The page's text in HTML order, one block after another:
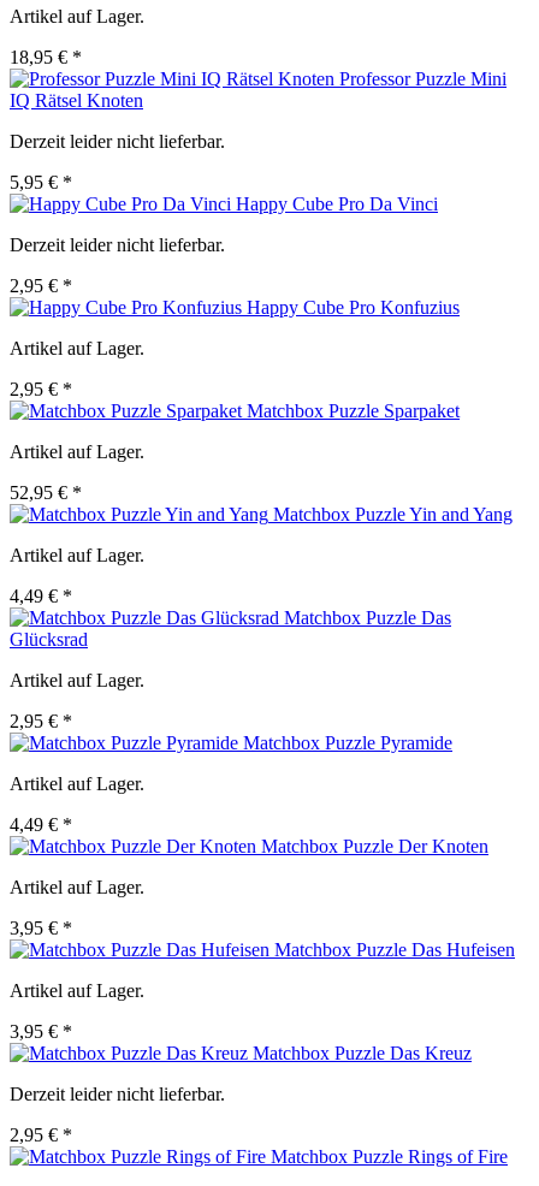
Artikel auf Lager.
18,95 € *
Professor Puzzle Mini
IQ Rätsel Knoten
Derzeit leider nicht lieferbar.
5,95 € *
Happy Cube Pro Da Vinci
Derzeit leider nicht lieferbar.
2,95 € *
Happy Cube Pro Konfuzius
Artikel auf Lager.
2,95 € *
Matchbox Puzzle Sparpaket
Artikel auf Lager.
52,95 € *
Matchbox Puzzle Yin and Yang
Artikel auf Lager.
4,49 € *
Matchbox Puzzle Das
Glücksrad
Artikel auf Lager.
2,95 € *
Matchbox Puzzle Pyramide
Artikel auf Lager.
4,49 € *
Matchbox Puzzle Der Knoten
Artikel auf Lager.
3,95 € *
Matchbox Puzzle Das Hufeisen
Artikel auf Lager.
3,95 € *
Matchbox Puzzle Das Kreuz
Derzeit leider nicht lieferbar.
2,95 € *
Matchbox Puzzle Rings of Fire